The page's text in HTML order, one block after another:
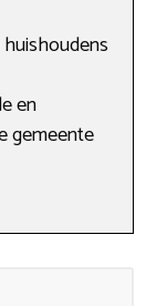
en
gemeente